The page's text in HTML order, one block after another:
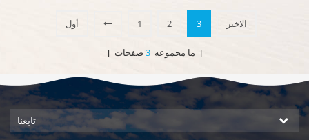
LCD.أول 1 2 3 الاخير
[ ما مجموعه3 صفحات ]
تابعنا